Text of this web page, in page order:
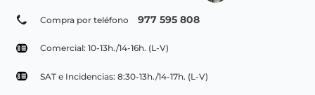
Compra por teléfono 977 595 808
Comercial: 10-13h./14-16h. (L-V)
SAT e Incidencias: 8:30-13h./14-17h. (L-V)